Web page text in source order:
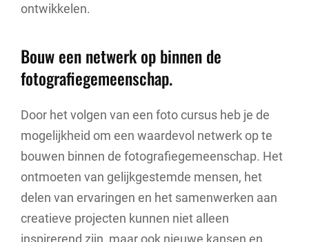
ontwikkelen.
Bouw een netwerk op binnen de
fotografiegemeenschap.
Door het volgen van een foto cursus heb je de
mogelijkheid om een waardevol netwerk op te
bouwen binnen de fotografiegemeenschap. Het
ontmoeten van gelijkgestemde mensen, het
delen van ervaringen en het samenwerken aan
creatieve projecten kunnen niet alleen
inspirerend zijn, maar ook nieuwe kansen en